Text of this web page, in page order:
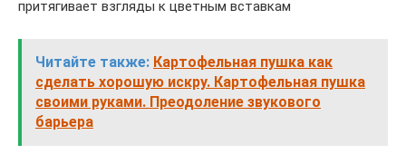
притягивает взгляды к цветным вставкам
Читайте также: Картофельная пушка как
сделать хорошую искру. Картофельная пушка
своими руками. Преодоление звукового
барьера